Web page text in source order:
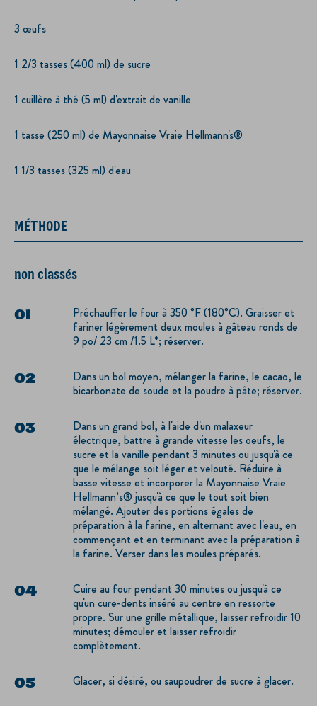
3 œufs
1 2/3 tasses (400 ml) de sucre
1 cuillère à thé (5 ml) d'extrait de vanille
1 tasse (250 ml) de Mayonnaise Vraie Hellmann's®
1 1/3 tasses (325 ml) d'eau
MÉTHODE
non classés
Préchauffer le four à 350 °F (180°C). Graisser et
fariner légèrement deux moules à gâteau ronds de
9 po/ 23 cm /1.5 L*; réserver.
Dans un bol moyen, mélanger la farine, le cacao, le
bicarbonate de soude et la poudre à pâte; réserver.
Dans un grand bol, à l'aide d'un malaxeur
électrique, battre à grande vitesse les oeufs, le
sucre et la vanille pendant 3 minutes ou jusqu'à ce
que le mélange soit léger et velouté. Réduire à
basse vitesse et incorporer la Mayonnaise Vraie
Hellmann’s® jusqu'à ce que le tout soit bien
mélangé. Ajouter des portions égales de
préparation à la farine, en alternant avec l'eau, en
commençant et en terminant avec la préparation à
la farine. Verser dans les moules préparés.
Cuire au four pendant 30 minutes ou jusqu'à ce
qu'un cure-dents inséré au centre en ressorte
propre. Sur une grille métallique, laisser refroidir 10
minutes; démouler et laisser refroidir
complètement.
Glacer, si désiré, ou saupoudrer de sucre à glacer.